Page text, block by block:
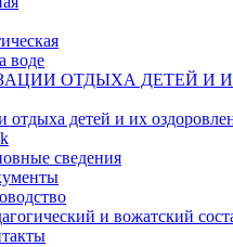
воде
ОТДЫХА ДЕТЕЙ И
отдыха детей и их
сведения
и вожатский